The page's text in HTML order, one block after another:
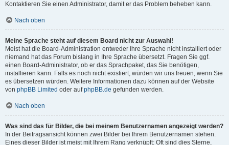
Kontaktieren Sie einen Administrator, damit er das Problem beheben kann.
Nach oben
Meine Sprache steht auf diesem Board nicht zur Auswahl!
Meist hat die Board-Administration entweder Ihre Sprache nicht installiert oder
niemand hat das Forum bislang in Ihre Sprache übersetzt. Fragen Sie ggf.
einen Board-Administrator, ob er das Sprachpaket, das Sie benötigen,
installieren kann. Falls es noch nicht existiert, würden wir uns freuen, wenn Sie
es übersetzen würden. Weitere Informationen dazu können auf der Website
von phpBB Limited oder aufphpBB.de gefunden werden.
Nach oben
Was sind das für Bilder, die bei meinem Benutzernamen angezeigt werden?
In der Beitragsansicht können zwei Bilder bei Ihrem Benutzernamen stehen.
Eines dieser Bilder ist meist mit Ihrem Rang verknüpft: Oft sind dies Sterne,